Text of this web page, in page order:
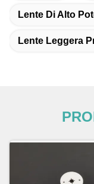
Lente Di Alto
Lente Leggera